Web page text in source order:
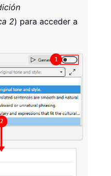
2) para acceder a